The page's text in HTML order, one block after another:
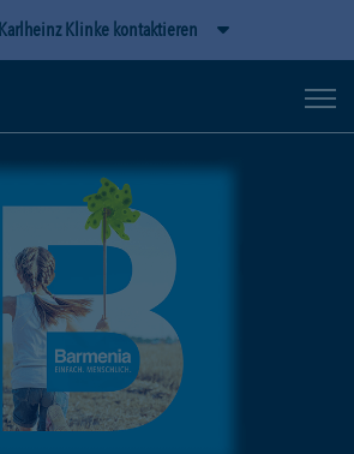
Karlheinz Klinke kontaktieren